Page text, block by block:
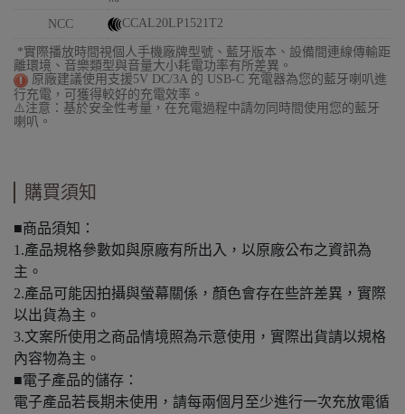
NCC CCAL20LP1521T2
*實際播放時間視個人手機廠牌型號、藍牙版本、設備間連線傳輸距
離環境、音樂類型與音量大小耗電功率有所差異。
原廠建議使用支援5V DC/3A 的 USB-C 充電器為您的藍牙喇叭進
行充電，可獲得較好的充電效率。
⚠️注意：基於安全性考量，在充電過程中請勿同時間使用您的藍牙
喇叭。
購買須知
■商品須知：
1.產品規格參數如與原廠有所出入，以原廠公布之資訊為
主。
2.產品可能因拍攝與螢幕關係，顏色會存在些許差異，實際
以出貨為主。
3.文案所使用之商品情境照為示意使用，實際出貨請以規格
內容物為主。
■電子產品的儲存：
電子產品若長期未使用，請每兩個月至少進行一次充放電循